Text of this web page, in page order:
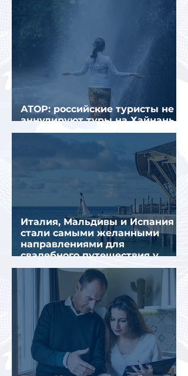
АТОР: российские туристы не
аннулируют туры на Хайнань
из-за тайфуна «Дельфин»
Италия, Мальдивы и Испания
стали самыми желанными
направлениями для
свадебного путешествия у
россиян